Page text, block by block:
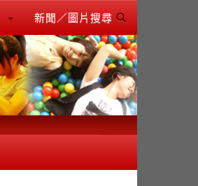
新聞／圖片搜尋